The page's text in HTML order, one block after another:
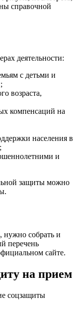
справочной
деятельности:
с детьми и
возраста,
компенсаций на
населения в
и
защиты можно
собрать и
перечень
сайте.
на прием
соцзащиты